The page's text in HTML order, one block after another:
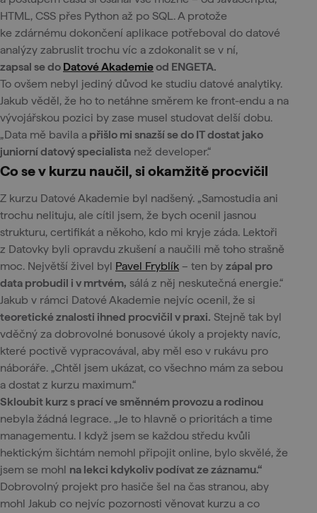
HTML, CSS přes Python až po SQL. A protože
ke zdárnému dokončení aplikace potřeboval do datové
analýzy zabruslit trochu víc a zdokonalit se v ní,
zapsal se do Datové Akademieod ENGETA.
To ovšem nebyl jediný důvod ke studiu datové analytiky.
Jakub věděl, že ho to netáhne směrem ke front-endu a na
vývojářskou pozici by zase musel studovat delší dobu.
„Data mě bavila a přišlo mi snazší se do IT dostat jako
juniorní datový specialista než developer.“
Co se v kurzu naučil, si okamžitě procvičil
Z kurzu Datové Akademie byl nadšený. „Samostudia ani
trochu nelituju, ale cítil jsem, že bych ocenil jasnou
strukturu, certifikát a někoho, kdo mi kryje záda. Lektoři
z Datovky byli opravdu zkušení a naučili mě toho strašně
moc. Největší živel byl Pavel Fryblík – ten by zápal pro
data probudil i v mrtvém, sálá z něj neskutečná energie.“
Jakub v rámci Datové Akademie nejvíc ocenil, že si
teoretické znalosti ihned procvičil v praxi. Stejně tak byl
vděčný za dobrovolné bonusové úkoly a projekty navíc,
které poctivě vypracovával, aby měl eso v rukávu pro
náboráře. „Chtěl jsem ukázat, co všechno mám za sebou
a dostat z kurzu maximum.“
Skloubit kurz s prací ve směnném provozu a rodinou
nebyla žádná legrace. „Je to hlavně o prioritách a time
managementu. I když jsem se každou středu kvůli
hektickým šichtám nemohl připojit online, bylo skvělé, že
jsem se mohl na lekci kdykoliv podívat ze záznamu.“
Dobrovolný projekt pro hasiče šel na čas stranou, aby
mohl Jakub co nejvíc pozornosti věnovat kurzu a co